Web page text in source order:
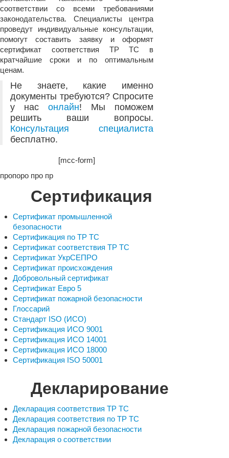
соответствии со всеми требованиями
законодательства. Специалисты центра
проведут индивидуальные консультации,
помогут составить заявку и оформят
сертификат соответствия ТР ТС в
кратчайшие сроки и по оптимальным
ценам.
Не знаете, какие именно
документы требуются? Спросите
у нас онлайн! Мы поможем
решить ваши вопросы.
Консультация специалиста
бесплатно.
[mcc-form]
пропоро про пр
Сертификация
Сертификат промышленной
безопасности
Сертификация по ТР ТС
Сертификат соответствия ТР ТС
Сертификат УкрСЕПРО
Сертификат происхождения
Добровольный сертификат
Сертификат Евро 5
Сертификат пожарной безопасности
Глоссарий
Стандарт ISO (ИСО)
Сертификация ИСО 9001
Сертификация ИСО 14001
Сертификация ИСО 18000
Сертификация ISO 50001
Декларирование
Декларация соответствия ТР ТС
Декларация соответствия по ТР ТС
Декларация пожарной безопасности
Декларация о соответствии